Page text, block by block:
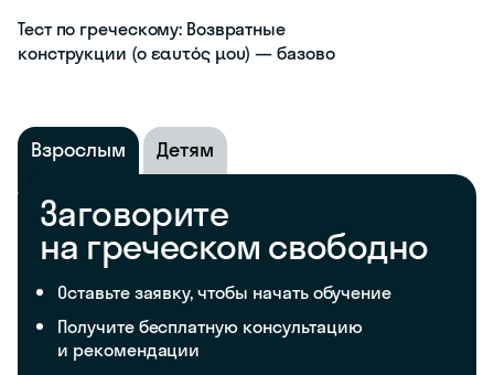
Тест по греческому: Возвратные
конструкции (ο εαυτός μου) — базово
Взрослым Детям
Заговорите
на греческом свободно
Оставьте заявку, чтобы начать обучение
Получите бесплатную консультацию
и рекомендации